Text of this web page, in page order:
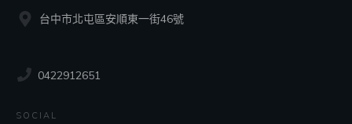
台中市北屯區安順東一街46號
0422912651
SOCIAL